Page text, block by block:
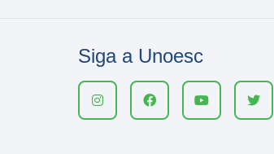
Siga a Unoesc